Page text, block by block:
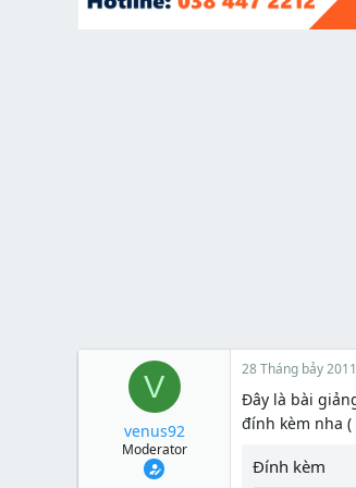
t
V
venus92
Moderator
28 Tháng bảy 2011
Đây là bài
đính kèm nha (
Đính kèm